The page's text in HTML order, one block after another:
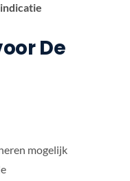
De
mogelijk